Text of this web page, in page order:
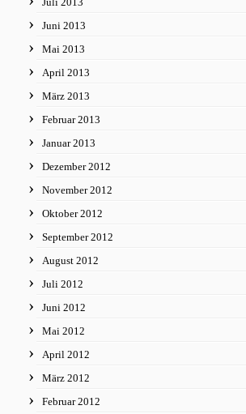
Juni 2013
Mai 2013
April 2013
März 2013
Februar 2013
Januar 2013
Dezember 2012
November 2012
Oktober 2012
September 2012
August 2012
Juli 2012
Juni 2012
Mai 2012
April 2012
März 2012
Februar 2012